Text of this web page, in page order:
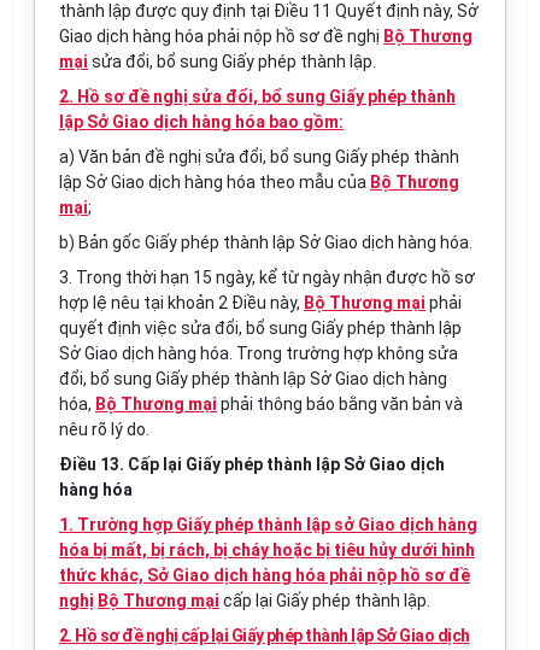
thành lập được quy định tại Điều 11 Quyết định này, Sở
Giao dịch hàng hóa phải nộp hồ sơ đề nghị Bộ Thương
mại sửa đổi, bổ sung Giấy phép thành lập.
2. Hồ sơ đề nghị sửa đổi, bổ sung Giấy phép thành
lập Sở Giao dịch hàng hóa bao gồm:
a) Văn bản đề nghị sửa đổi, bổ sung Giấy phép thành
lập Sở Giao dịch hàng hóa theo mẫu của Bộ Thương
mại;
b) Bản gốc Giấy phép thành lập Sở Giao dịch hàng hóa.
3. Trong thời hạn 15 ngày, kể từ ngày nhận được hồ sơ
hợp lệ nêu tại khoản 2 Điều này, Bộ Thương mại phải
quyết định việc sửa đổi, bổ sung Giấy phép thành lập
Sở Giao dịch hàng hóa. Trong trường hợp không sửa
đổi, bổ sung Giấy phép thành lập Sở Giao dịch hàng
hóa, Bộ Thương mại phải thông báo bằng văn bản và
nêu rõ lý do.
Điều 13. Cấp lại Giấy phép thành lập Sở Giao dịch
hàng hóa
1. Trường hợp Giấy phép thành lập sở Giao dịch hàng
hóa bị mất, bị rách, bị cháy hoặc bị tiêu hủy dưới hình
thức khác, Sở Giao dịch hàng hóa phải nộp hồ sơ đề
nghị Bộ Thương mại cấp lại Giấy phép thành lập.
2. Hồ sơ đề nghị cấp lại Giấy phép thành lập Sở Giao dịch